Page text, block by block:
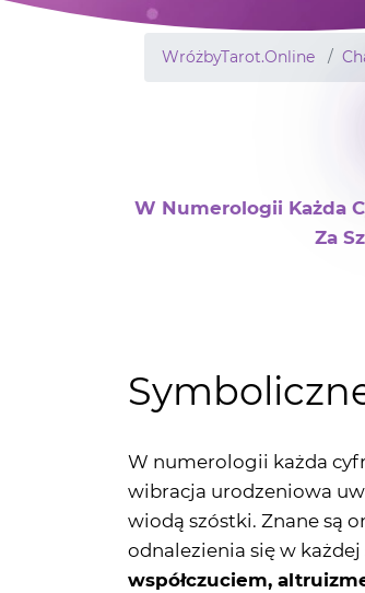
WróżbyTarot.Online
W Numerologii Każda
Za
W numerologii każda
wibracja urodzeniowa
wiodą szóstki. Znane są
odnalezienia się w
współczuciem,